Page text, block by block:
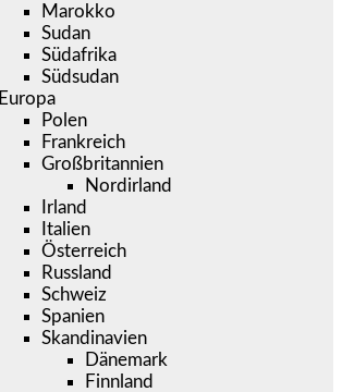
Marokko
Sudan
Südafrika
Südsudan
Europa
Polen
Frankreich
Großbritannien
Nordirland
Irland
Italien
Österreich
Russland
Schweiz
Spanien
Skandinavien
Dänemark
Finnland